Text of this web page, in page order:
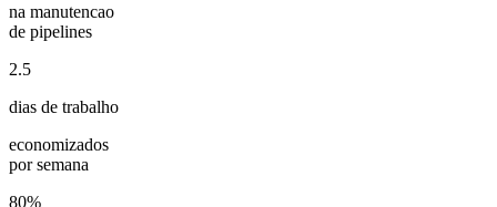
na manutencao
de pipelines
2.5
dias de trabalho
economizados
por semana
80%